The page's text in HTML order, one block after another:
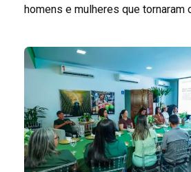
homens e mulheres que tornaram